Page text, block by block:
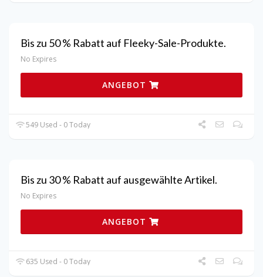
Bis zu 50 % Rabatt auf Fleeky-Sale-Produkte.
No Expires
ANGEBOT
549 Used - 0 Today
Bis zu 30 % Rabatt auf ausgewählte Artikel.
No Expires
ANGEBOT
635 Used - 0 Today